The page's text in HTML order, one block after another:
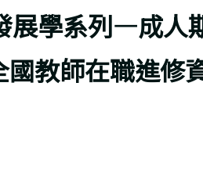
展學系列—成人
教師在職進修